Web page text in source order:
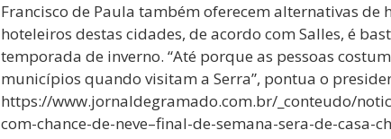
Francisco de Paula também oferecem alternativas de
hoteleiros destas cidades, de acordo com Salles, é
temporada de inverno. “Até porque as pessoas
municípios quando visitam a Serra”, pontua o
https://www.jornaldegramado.com.br/_conteudo/
com-chance-de-neve–final-de-semana-sera-de-casa-